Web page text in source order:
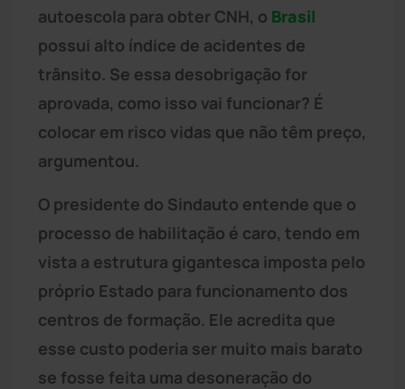
autoescola para obter CNH, o Brasil
possui alto índice de acidentes de
trânsito. Se essa desobrigação for
aprovada, como isso vai funcionar? É
colocar em risco vidas que não têm preço,
argumentou.
O presidente do Sindauto entende que o
processo de habilitação é caro, tendo em
vista a estrutura gigantesca imposta pelo
próprio Estado para funcionamento dos
centros de formação. Ele acredita que
esse custo poderia ser muito mais barato
se fosse feita uma desoneração do